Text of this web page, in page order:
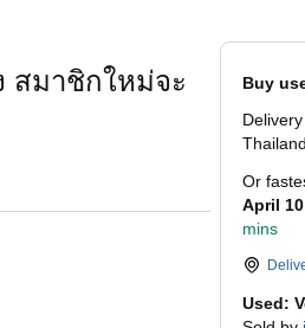
Buy
Delivery
Thailand
Or
April 10
mins
Used:
สมาชิกใหม่จะ